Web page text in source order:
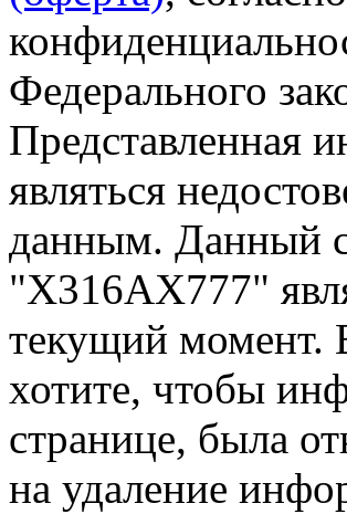
Федерального
Представленная
являться
данным. Данный
"Х316АХ777"
текущий момент.
хотите, чтобы
странице, была
на удаление